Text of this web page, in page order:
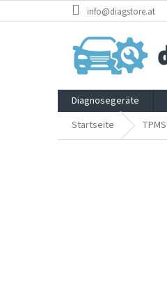
Inhalt
info@diagstore.at
Diagnosegeräte
Startseite
TPMS